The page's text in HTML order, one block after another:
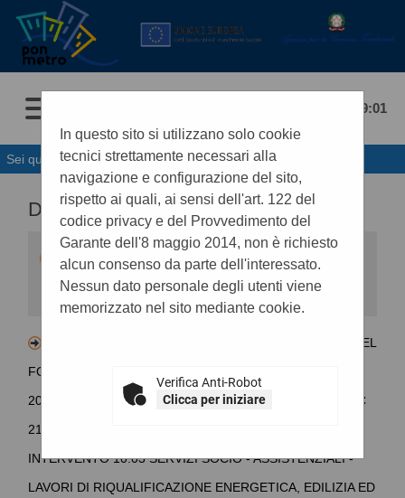
07/08/2026 09:01
Sei qui: Home
In questo sito si utilizzano solo cookie
tecnici strettamente necessari alla
navigazione e configurazione del sito,
rispetto ai quali, ai sensi dell'art. 122 del
codice privacy e del Provvedimento del
Garante dell'8 maggio 2014, non è richiesto
alcun consenso da parte dell'interessato.
Nessun dato personale degli utenti viene
memorizzato nel sito mediante cookie.
Verifica Anti-Robot
Clicca per iniziare
DATI APERTI BDNCP
Viene qui riportato il collegamento ipertestuale
che rinvia ai dati relativi all'intero ciclo di vita del
contratto contenuti nella BDNCP (Banca Dati
Nazionale dei Contratti Pubblici istituita da
ANAC). Tale collegamento garantisce un
all'esecuzione.
Lotto - CIG BBF80DA801 - PROGRAMMAZIONE DEL
FONDO PER LO SVILUPPO E LA COESIONE (FSC)
2021/2027 - DELIBERA CIPESS N.40 DEL 09.07.2024 FSC
21/27 AREA TEMATICA 10 SOCIALE E SALUTE LINEA DI
INTERVENTO 10.03 SERVIZI SOCIO - ASSISTENZIALI -
LAVORI DI RIQUALIFICAZIONE ENERGETICA, EDILIZIA ED